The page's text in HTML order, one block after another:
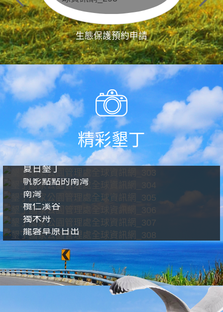
生態保護預約申請
精彩墾丁
夏日墾丁
帆影點點的南灣
南灣
欖仁溪谷
獨木舟
龍磐草原日出